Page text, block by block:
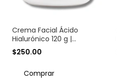
Crema Facial Ácido
Hialurónico 120 g |
Hidratación y
Reafirmante Facial IPKY
$250.00